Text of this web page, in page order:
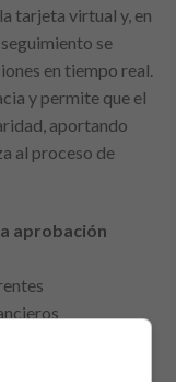
tarjeta virtual y, en
se
en tiempo real.
y permite que el
aportando
al proceso de
aprobación
el perfil